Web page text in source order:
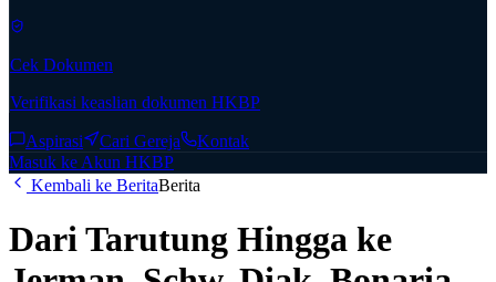
Cek Dokumen
Verifikasi keaslian dokumen HKBP
Aspirasi Cari Gereja
Kontak
Masuk ke Akun HKBP
Kembali ke BeritaBerita
Dari Tarutung Hingga ke